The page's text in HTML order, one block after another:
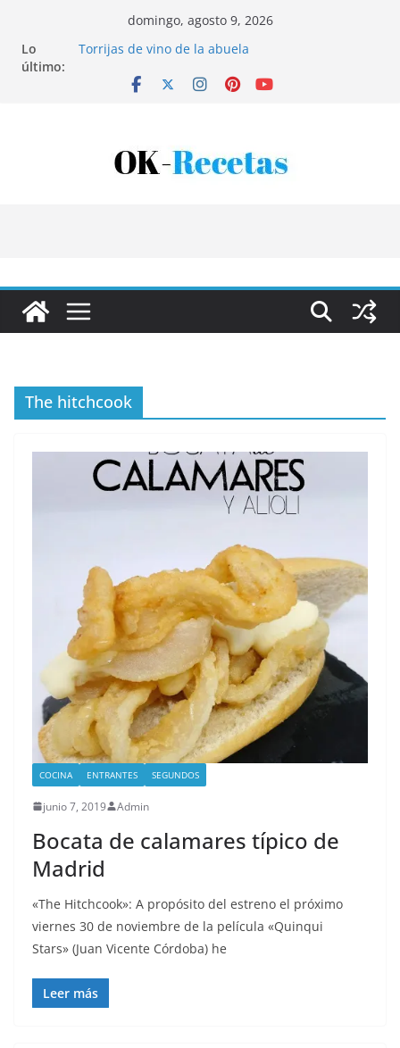
contenido
domingo, agosto 9, 2026
Lo
último:
Torrijas de vino de la abuela
Bandeja de pescaíto frito
The hitchcook
COCINA ENTRANTES SEGUNDOS
junio 7, 2019 Admin
Bocata de calamares típico de
Madrid
«The Hitchcook»: A propósito del estreno el próximo
viernes 30 de noviembre de la película «Quinqui
Stars» (Juan Vicente Córdoba) he
Leer más